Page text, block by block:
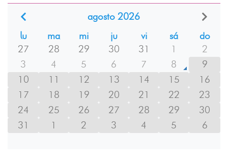
agosto 2026
lu
ma mi ju vi sá
do
27
28 29 30 31 1
2
3
4 5 6 7 8
9
10
11 12 13 14 15
16
17
18 19 20 21 22
23
24
25 26 27 28 29
30
31
1 2 3 4 5 6